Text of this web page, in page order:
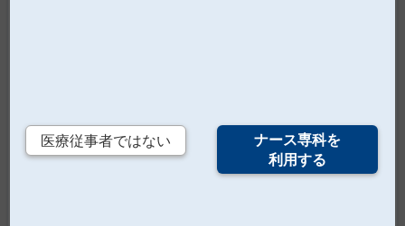
この記事を読んでいる人におすすめ
チームで取り組む “透析患者のかゆみ
医療従事者ではない
ナース専科を
利用する